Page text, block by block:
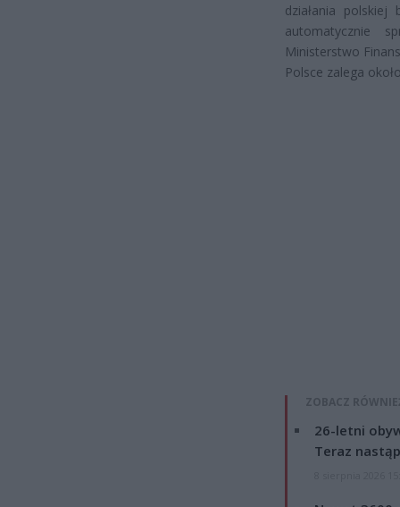
działania
automatycznie
Ministerstwo
Polsce zalega
ZOBACZ
26-letni
Teraz